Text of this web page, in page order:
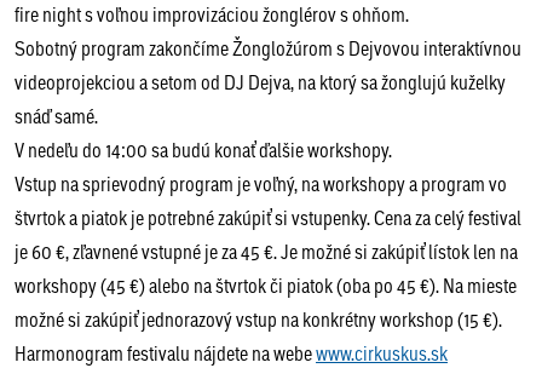
fire night s voľnou improvizáciou žonglérov s ohňom.
Sobotný program zakončíme Žongložúrom s Dejvovou interaktívnou
videoprojekciou a setom od DJ Dejva, na ktorý sa žonglujú kuželky
snáď samé.
V nedeľu do 14:00 sa budú konať ďalšie workshopy.
Vstup na sprievodný program je voľný, na workshopy a program vo
štvrtok a piatok je potrebné zakúpiť si vstupenky. Cena za celý festival
je 60 €, zľavnené vstupné je za 45 €. Je možné si zakúpiť lístok len na
workshopy (45 €) alebo na štvrtok či piatok (oba po 45 €). Na mieste
možné si zakúpiť jednorazový vstup na konkrétny workshop (15 €).
Harmonogram festivalu nájdete na webewww.cirkuskus.sk